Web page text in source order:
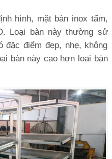
hình, mặt bàn inox tấm,
Loại bàn này thường sử
đặc điểm đẹp, nhẹ, không
bàn này cao hơn loại bàn